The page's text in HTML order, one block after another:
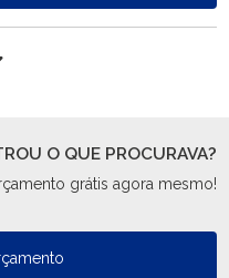
O QUE PROCURAVA?
grátis agora mesmo!